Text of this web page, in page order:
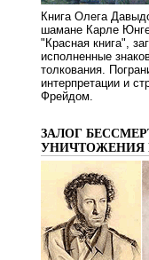
Книга Олега
шамане Карле
"Красная книга",
исполненные
толкования.
интерпретации и
Фрейдом.
ЗАЛОГ
УНИЧТОЖЕНИЯ